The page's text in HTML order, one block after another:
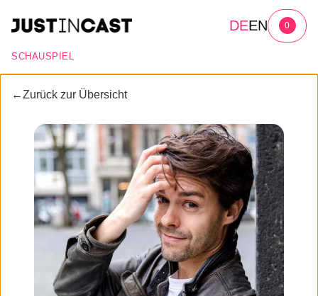
SCHAUSPIEL
DEEN 0
←Zurück zur Übersicht